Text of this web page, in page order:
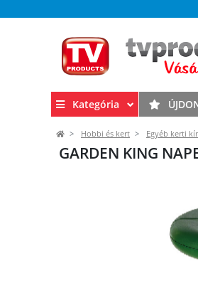
Kategória
Hobbi és kert Egyéb kerti
GARDEN KING